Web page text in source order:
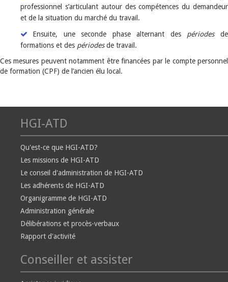
professionnel s’articulant autour des compétences du demandeur
et de la situation du marché du travail.
Ensuite, une seconde phase alternant des périodesde
formations et des périodesde travail.
Ces mesures peuvent notamment être financées par le compte personnel
de formation (CPF) de l’ancien élu local.
HGI-ATD
Qu'est-ce que HGI-ATD?
Les missions de HGI-ATD
Le conseil d'administration de HGI-ATD
Les adhérents de HGI-ATD
Organigramme de HGI-ATD
Administration générale
Délibérations et procès-verbaux
Rapport d'activité
Conseiller et assister